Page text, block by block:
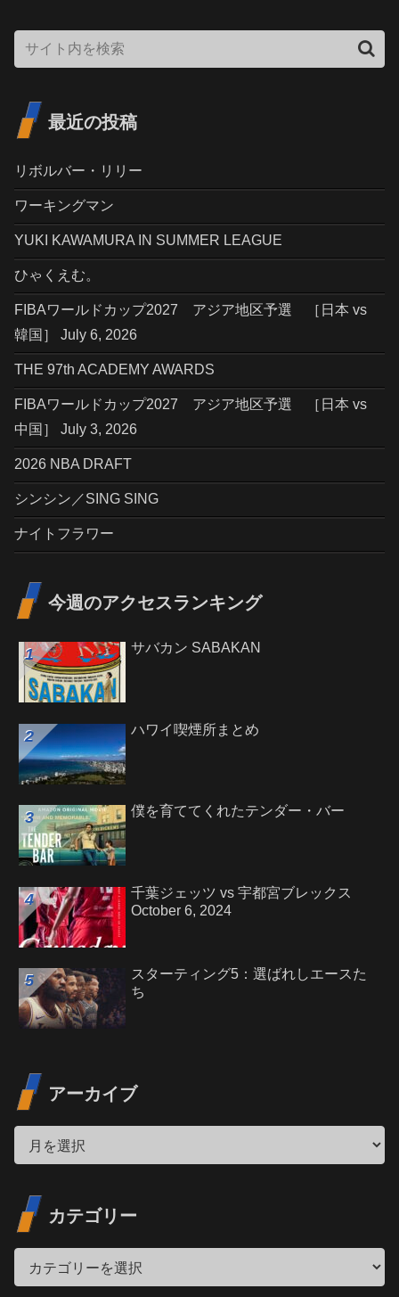
最近の投稿
リボルバー・リリー
ワーキングマン
YUKI KAWAMURA IN SUMMER LEAGUE
ひゃくえむ。
FIBAワールドカップ2027 アジア地区予選 ［日本 vs
韓国］ July 6, 2026
THE 97th ACADEMY AWARDS
FIBAワールドカップ2027 アジア地区予選 ［日本 vs
中国］ July 3, 2026
2026 NBA DRAFT
シンシン／SING SING
ナイトフラワー
今週のアクセスランキング
サバカン SABAKAN
ハワイ喫煙所まとめ
僕を育ててくれたテンダー・バー
千葉ジェッツ vs 宇都宮ブレックス
October 6, 2024
スターティング5：選ばれしエースた
ち
アーカイブ
カテゴリー